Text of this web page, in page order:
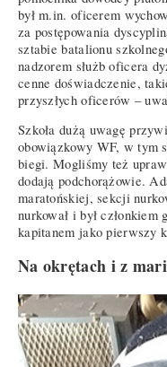
był m.in. oficerem
za postępowania
sztabie batalionu
nadzorem służb oficera
cenne doświadczenie,
przyszłych oficerów –
Szkoła dużą uwagę
obowiązkowy WF, w tym
biegi. Mogliśmy też
dodają podchorążowie.
maratońskiej, sekcji
nurkował i był
kapitanem jako pierwszy
Na okrętach i z